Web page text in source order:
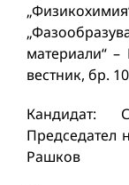
материали“
вестник, бр.
Кандидат:
Председател
Рашков